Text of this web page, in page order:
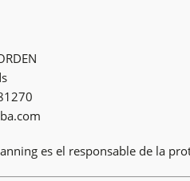
es el responsable de la